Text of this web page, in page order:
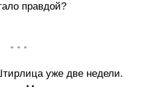
правдой?
• • •
уже две недели.